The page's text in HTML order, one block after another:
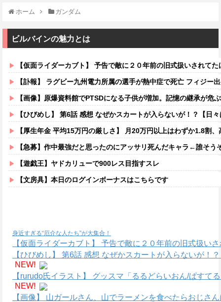
ホーム ガンダム
ビルバインの魅力とは
【仮面ライダーカブト】 予告で敵に２０年前の旧式扱いされて
【訃報】 ラグビー九州電力所属の選手が熱中症で死亡 フィジー
【画像】原爆資料館でPTSDになる子供が増加。記憶の継承が危
【ひびめし】 第6話 感想 なぜかスカートが入らないが！？【日
【厚生年金 平均15万円の厳しさ】 月20万円以上はわずか1.8割、高
【急募】作中最強だと思ったのにアッサリ死んだキャラ←誰そう
【遊戯王】ヤドカリューで900レス目指すスレ
【文房具】本日のログインボーナスはこちらです
身近すぎる“厄介な人たち”が大集合！
【仮面ライダーカブト】 予告で敵に２０年前の旧式扱い
【ひびめし】 第6話 感想 なぜかスカートが入らないが！
NEW!
【rurudo氏イラスト】 グッスマ「るるどらいおん/ぱすて
NEW!
【画像】 山ガールさん、山でラーメンを食べたらおじさ